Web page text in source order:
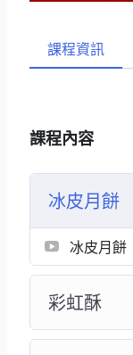
課程資訊
課程內容
冰皮月餅
冰皮月餅
彩虹酥